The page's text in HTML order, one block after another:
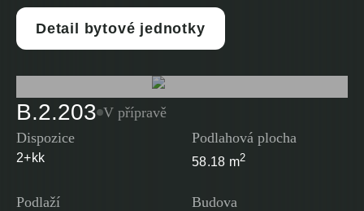
Detail bytové jednotky
B.2.203 V přípravě
Dispozice
2+kk
Podlahová plocha
58.18 m2
Podlaží Budova